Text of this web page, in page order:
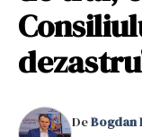
DeBogdan